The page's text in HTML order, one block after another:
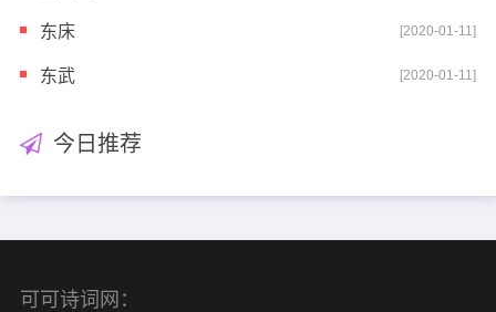
东床 [2020-01-11]
东武 [2020-01-11]
今日推荐
可可诗词网：